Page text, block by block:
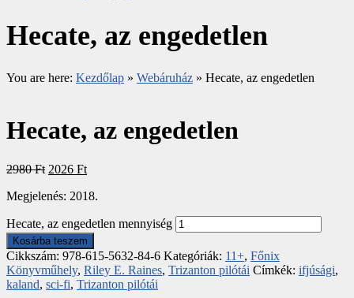
Hecate, az engedetlen
You are here: Kezdőlap » Webáruház » Hecate, az engedetlen
Hecate, az engedetlen
2980Ft 2026 Ft
Megjelenés: 2018.
Hecate, az engedetlen mennyiség
Kosárba teszem
Cikkszám: 978-615-5632-84-6 Kategóriák: 11+, Főnix
Könyvműhely, Riley E. Raines, Trizanton pilótái Címkék: ifjúsági,
kaland, sci-fi, Trizanton pilótái